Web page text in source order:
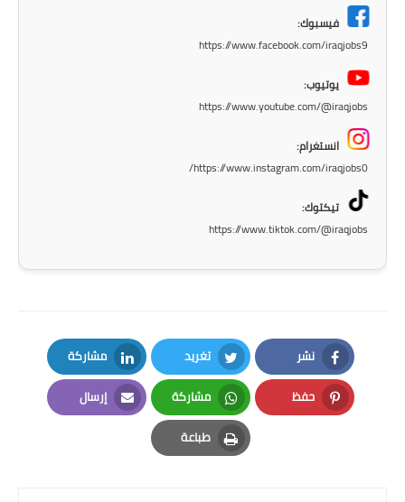
الطقس
العطل
صحة وطب
فن ومشاهير
فيسبوك:
https://www.facebook.com/iraqjobs9
يوتيوب:
https://www.youtube.com/@iraqjobs
انستغرام:
https://www.instagram.com/iraqjobs0/
تيكتوك:
https://www.tiktok.com/@iraqjobs
نشر
Facebook
تغريد
Twitter
مشاركة
LinkedIn
حفظ
Pinterest
مشاركة
Whatsapp
إرسال
Email
طباعة
Print